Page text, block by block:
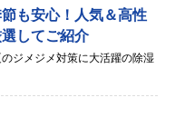
も安心！人気＆高性
してご紹介
ジメジメ対策に大活躍の除湿